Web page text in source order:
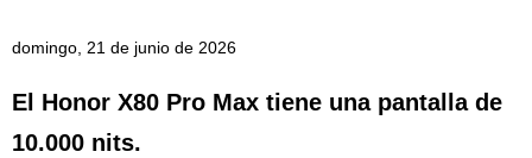
domingo, 21 de junio de 2026
El Honor X80 Pro Max tiene una pantalla de
10.000 nits.